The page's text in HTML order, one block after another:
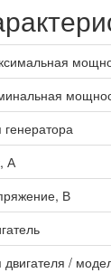
генератора
А
В
двигателя /